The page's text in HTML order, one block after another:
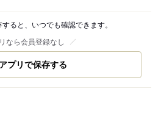
ると、いつでも確認できます。
なら会員登録なし
アプリで保存する